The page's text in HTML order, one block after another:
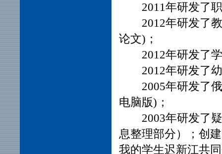
2011年研发了
2012年研发了
论文)；
2012年研发了
2012年研发了
2005年研发了
电脑版)；
2003年研发了
息整理部分）；创
我的学生迟新江共